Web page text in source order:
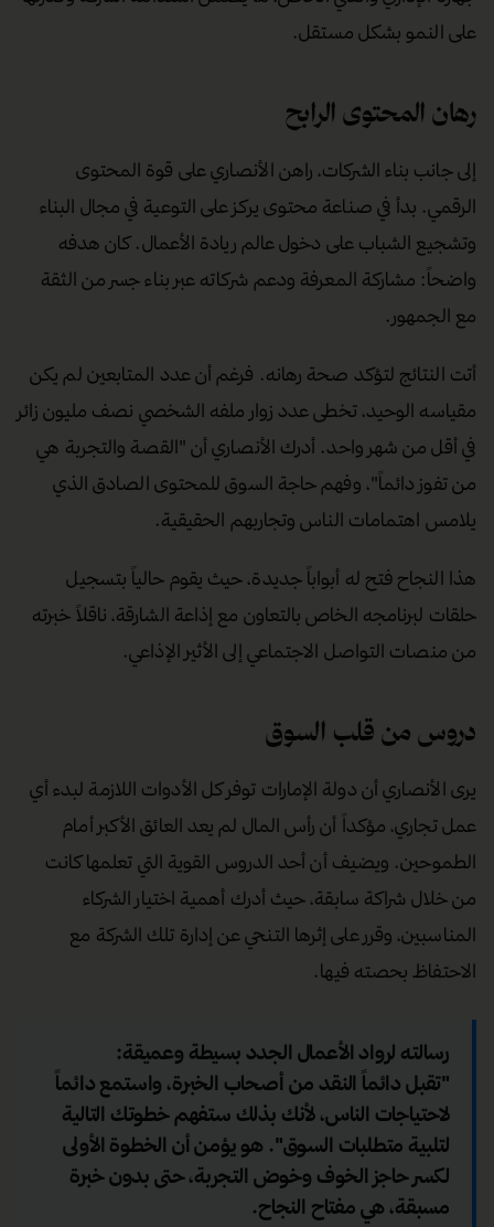
شركات متخصصة في مجال البناء، ثم أتبعها بشركة رابعة في مجال
مباشرة. هذا التكامل بين شركاته يعكس رؤية استراتيجية
واضحة تتجاوز مجرد إطلاق مشاريع متفرقة.
اتبع الأنصاري منهجية عمل دقيقة وصبورة. فكل شركة كان
يؤسسها تخضع لسنة تجريبية كاملة قبل الإعلان الرسمي عنها.
خلال هذه السنة، يحرص على بناء كيان مؤسسي منفصل، له
رهان المحتوى الرابح
إلى جانب بناء الشركات، راهن الأنصاري على قوة المحتوى
الرقمي. بدأ في صناعة محتوى يركز على التوعية في مجال البناء
واضحاً: مشاركة المعرفة ودعم شركاته عبر بناء جسر من الثقة
مع الجمهور.
مقياسه الوحيد، تخطى عدد زوار ملفه الشخصي نصف مليون زائر
في أقل من شهر واحد. أدرك الأنصاري أن "القصة والتجربة هي
من تفوز دائماً"، وفهم حاجة السوق للمحتوى الصادق الذي
يلامس اهتمامات الناس وتجاربهم الحقيقية.
هذا النجاح فتح له أبواباً جديدة، حيث يقوم حالياً بتسجيل
حلقات لبرنامجه الخاص بالتعاون مع إذاعة الشارقة، ناقلاً خبرته
من منصات التواصل الاجتماعي إلى الأثير الإذاعي.
دروس من قلب السوق
يرى الأنصاري أن دولة الإمارات توفر كل الأدوات اللازمة لبدء أي
عمل تجاري، مؤكداً أن رأس المال لم يعد العائق الأكبر أمام
الطموحين. ويضيف أن أحد الدروس القوية التي تعلمها كانت
من خلال شراكة سابقة، حيث أدرك أهمية اختيار الشركاء